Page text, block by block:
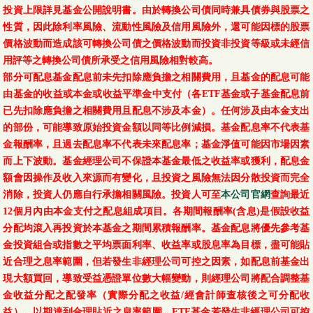
投資上限詳見基金公開說明書。由於轉換公司債同時兼具債券與股票之
性質，因此除利率風險、流動性風險及信用風險外，還可能因標的股票
價格波動而造成該可轉換公司債之價格波動而投資非投資等級或未經信
用評等之轉換公司債所承受之信用風險相對較高。
部分可配息基金配息前未先扣除應負擔之相關費用，且基金的配息可能
由基金的收益或本金或收益平準金中支付（各ETF基金或子基金配息前
已先扣除應負擔之相關費用且配息不涉及本金）。任何涉及由本金支出
的部份，可能導致原始投資金額以同等比例減損。基金配息率不代表基
金報酬率，且過去配息率不代表未來配息率；基金淨值可能因市場因素
而上下波動。基金經理公司不保證本基金最低之收益率或獲利，配息金
額會因操作及收入來源而有變化，且投資之風險無法因分散投資而完全
消除，投資人仍應自行承擔相關風險。投資人可至本公司官網查詢最近
12個月內由本金支付之配息組成項目。各期間報酬率(含息)是假設收益
分配均滾入再投資於本基金之期間累積報酬率。基金配息將優先參考基
金投資組合或指數之平均票面利率、收益率或股息率為目標，盡可能貼
近合理之息率範圍，但若發生非經理公司可控之因素，如配息前基金出
現大額買回，導致受益憑證單位數大幅變動，則經理公司將配合調整基
金收益分配之配發率（實際分配之收益/經會計師查核後之可分配收